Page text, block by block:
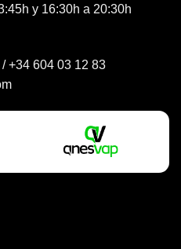
y 16:30h a 20:30h
/+34 604 03 12 83